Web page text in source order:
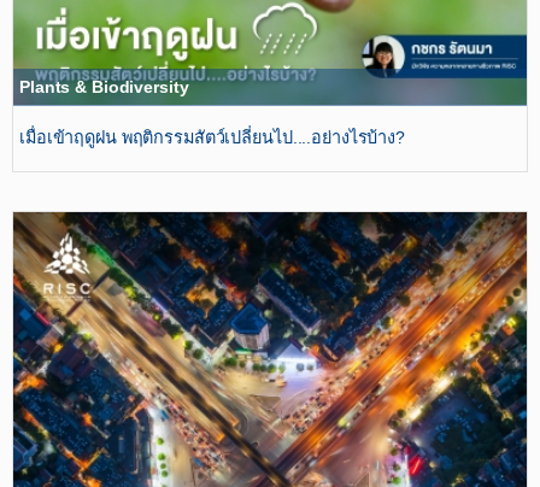
Plants & Biodiversity
เมื่อเข้าฤดูฝน​ พฤติกรรมสัตว์เปลี่ยนไป....อย่างไรบ้าง?